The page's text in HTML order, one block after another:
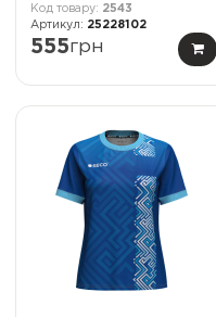
2543
25228102
555грн